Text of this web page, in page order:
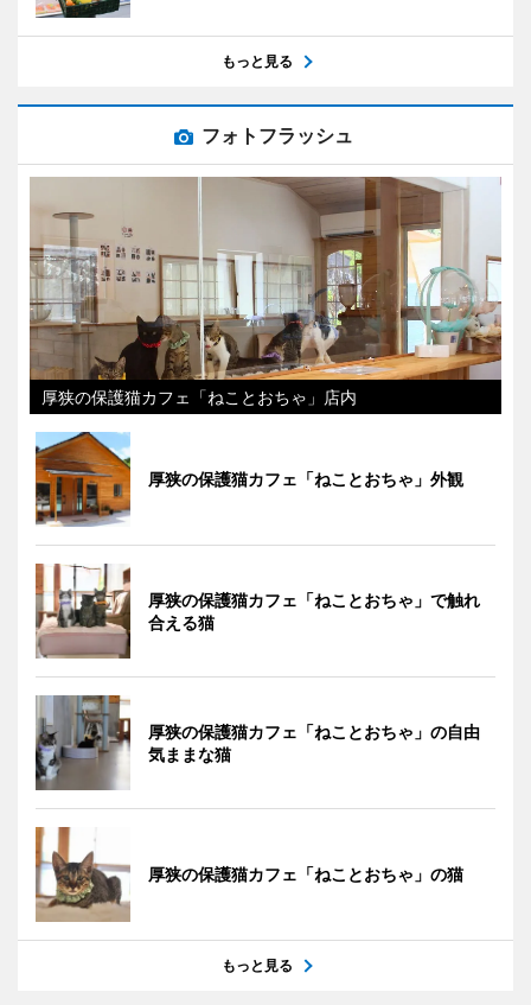
もっと見る
フォトフラッシュ
厚狭の保護猫カフェ「ねことおちゃ」店内
厚狭の保護猫カフェ「ねことおちゃ」外観
厚狭の保護猫カフェ「ねことおちゃ」で触れ
合える猫
厚狭の保護猫カフェ「ねことおちゃ」の自由
気ままな猫
厚狭の保護猫カフェ「ねことおちゃ」の猫
もっと見る